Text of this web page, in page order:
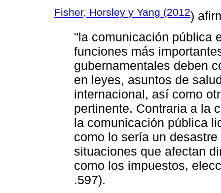
Fisher, Horsley y Yang (2012)
"la comunicación pública
funciones más
gubernamentales deben
en leyes, asuntos de
internacional, así como
pertinente. Contraria a la
la comunicación pública
como lo sería un
situaciones que afectan
como los impuestos,
.597).